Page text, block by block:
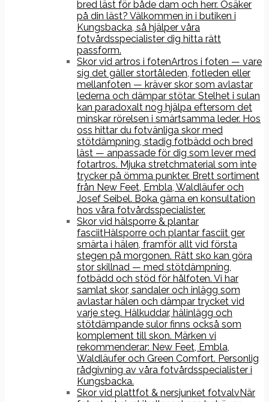
bred läst för både dam och herr. Osäker
på din läst? Välkommen in i butiken i
Kungsbacka, så hjälper våra
fotvårdsspecialister dig hitta rätt
passform.
Skor vid artros i fotenArtros i foten — vare
sig det gäller stortåleden, fotleden eller
mellanfoten — kräver skor som avlastar
lederna och dämpar stötar. Stelhet i sulan
kan paradoxalt nog hjälpa eftersom det
minskar rörelsen i smärtsamma leder. Hos
oss hittar du fotvänliga skor med
stötdämpning, stadig fotbädd och bred
läst — anpassade för dig som lever med
fotartros. Mjuka stretchmaterial som inte
trycker på ömma punkter. Brett sortiment
från New Feet, Embla, Waldläufer och
Josef Seibel. Boka gärna en konsultation
hos våra fotvårdsspecialister.
Skor vid hälsporre & plantar
fasciitHälsporre och plantar fasciit ger
smärta i hälen, framför allt vid första
stegen på morgonen. Rätt sko kan göra
stor skillnad — med stötdämpning,
fotbädd och stöd för hålfoten. Vi har
samlat skor, sandaler och inlägg som
avlastar hälen och dämpar trycket vid
varje steg. Hälkuddar, hälinlägg och
stötdämpande sulor finns också som
komplement till skon. Märken vi
rekommenderar: New Feet, Embla,
Waldläufer och Green Comfort. Personlig
rådgivning av våra fotvårdsspecialister i
Kungsbacka.
Skor vid plattfot & nersjunket fotvalvNär